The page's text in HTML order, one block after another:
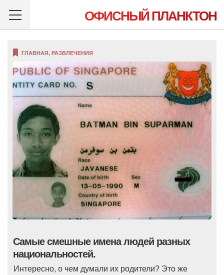
ОФИСНЫЙ ПЛАНКТОН
ГЛАВНАЯ, РАЗВЛЕЧЕНИЯ
Самые смешные имена людей разных
национальностей.
Интересно, о чем думали их родители? Это же